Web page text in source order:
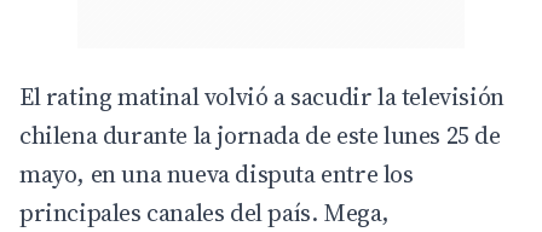
El rating matinal volvió a sacudir la televisión
chilena durante la jornada de este lunes 25 de
mayo, en una nueva disputa entre los
principales canales del país. Mega,